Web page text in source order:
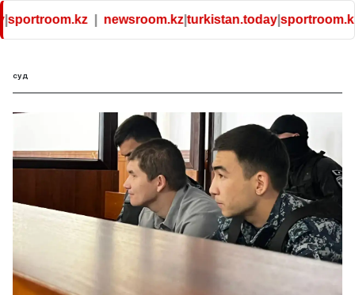
|newsroom.kz|turkistan.today|sportroom.kz
суд